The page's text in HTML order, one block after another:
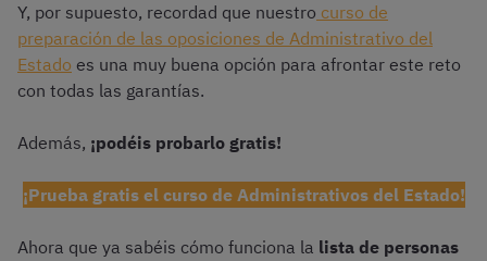
Y, por supuesto, recordad que nuestro curso de
preparación de las oposiciones de Administrativo del
Estado es una muy buena opción para afrontar este reto
con todas las garantías.
Además, ¡podéis probarlo gratis!
¡Prueba gratis el curso de Administrativos del Estado!
Ahora que ya sabéis cómo funciona la lista de personas